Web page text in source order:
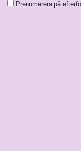
Prenumerera på